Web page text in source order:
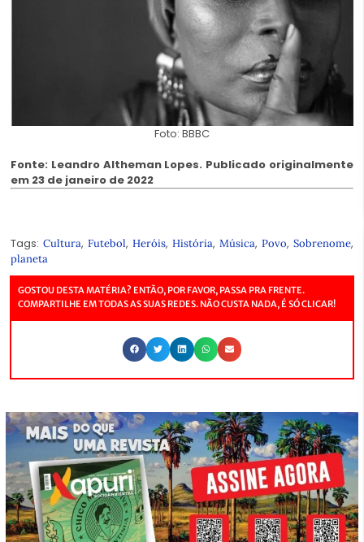
Foto: BBBC
Fonte: Leandro Altheman Lopes. Publicado originalmente
em 23 de janeiro de 2022
Tags: Cultura, Futebol, Heróis, História, Música, Povo, Sobrenome,
planeta
GOSTOU DESTA MATÉRIA? ENTÃO, POR FAVOR, PASSA PRA FRENTE.
COMPARTILHE EM TODAS AS SUAS REDES. NÃO CUSTA NADA, É SÓ CLICAR!